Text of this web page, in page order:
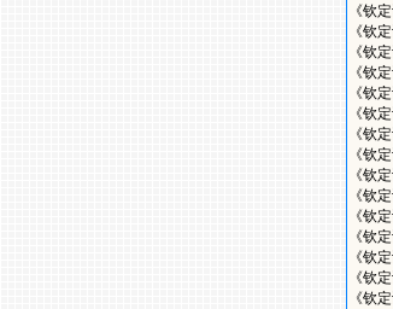
《钦
《钦
《钦
《钦
《钦
《钦
《钦
《钦
《钦
《钦
《钦
《钦
《钦
《钦
《钦